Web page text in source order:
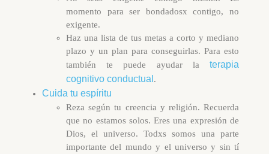
momento para ser bondadosx contigo, no
exigente.
Haz una lista de tus metas a corto y mediano
plazo y un plan para conseguirlas. Para esto
también te puede ayudar la terapia
cognitivo conductual .
Cuida tu espíritu
Reza según tu creencia y religión. Recuerda
que no estamos solos. Eres una expresión de
Dios, el universo. Todxs somos una parte
importante del mundo y el universo y sin tí